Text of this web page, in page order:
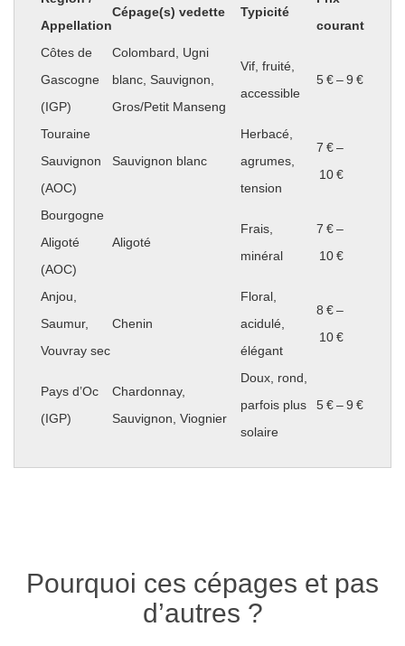
Appellation
Cépage(s) vedette Typicité
courant
Côtes de
Gascogne
(IGP)
Colombard, Ugni
blanc, Sauvignon,
Gros/Petit Manseng
Vif, fruité,
accessible
5 € – 9 €
Touraine
Sauvignon
(AOC)
Sauvignon blanc
Herbacé,
agrumes,
tension
7 € –
10 €
Bourgogne
Aligoté
(AOC)
Aligoté
Frais,
minéral
7 € –
10 €
Anjou,
Saumur,
Vouvray sec
Chenin
Floral,
acidulé,
élégant
8 € –
10 €
Pays d’Oc
(IGP)
Chardonnay,
Sauvignon, Viognier
Doux, rond,
parfois plus
solaire
5 € – 9 €
Pourquoi ces cépages et pas
d’autres ?